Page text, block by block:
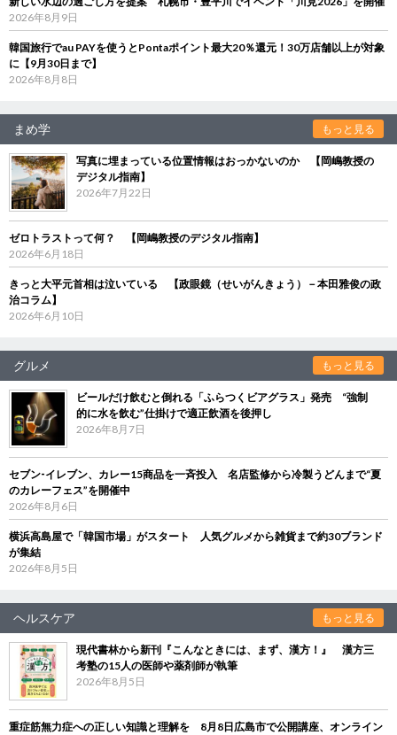
2026年8月9日
韓国旅行でau PAYを使うとPontaポイント最大20％還元！30万店舗以上が対象
に【9月30日まで】
2026年8月8日
まめ学 もっと見る
写真に埋まっている位置情報はおっかないのか 【岡嶋教授の
デジタル指南】
2026年7月22日
ゼロトラストって何？ 【岡嶋教授のデジタル指南】
2026年6月18日
きっと大平元首相は泣いている 【政眼鏡（せいがんきょう）－本田雅俊の政
治コラム】
2026年6月10日
グルメ もっと見る
ビールだけ飲むと倒れる「ふらつくビアグラス」発売 “強制
的に水を飲む”仕掛けで適正飲酒を後押し
2026年8月7日
セブン‐イレブン、カレー15商品を一斉投入 名店監修から冷製うどんまで“夏
のカレーフェス”を開催中
2026年8月6日
横浜高島屋で「韓国市場」がスタート 人気グルメから雑貨まで約30ブランド
が集結
2026年8月5日
ヘルスケア もっと見る
現代書林から新刊『こんなときには、まず、漢方！』 漢方三
考塾の15人の医師や薬剤師が執筆
2026年8月5日
重症筋無力症への正しい知識と理解を 8月8日広島市で公開講座、オンライン